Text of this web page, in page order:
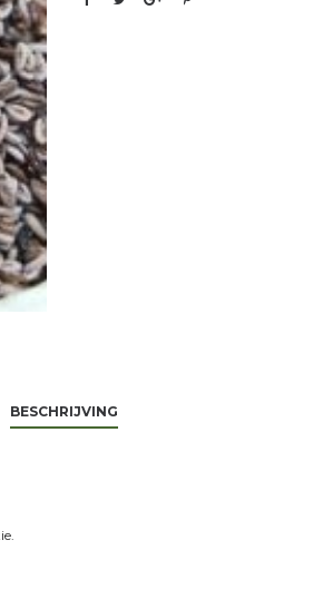
BESCHRIJVING